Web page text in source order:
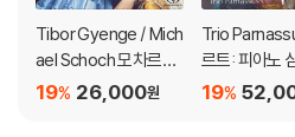
Tibor Gyenge / Mich
ael Schoch 모차르트:
바이올린 소나타집 (M
26,000원
19%
Trio
르트: 피아노
곡 (Mozart:
19%